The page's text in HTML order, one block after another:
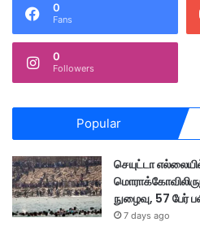
0
Fans
0
Followers
Popular
செயுட்டா
நுழைவு, 57 பேர்
7 days ago